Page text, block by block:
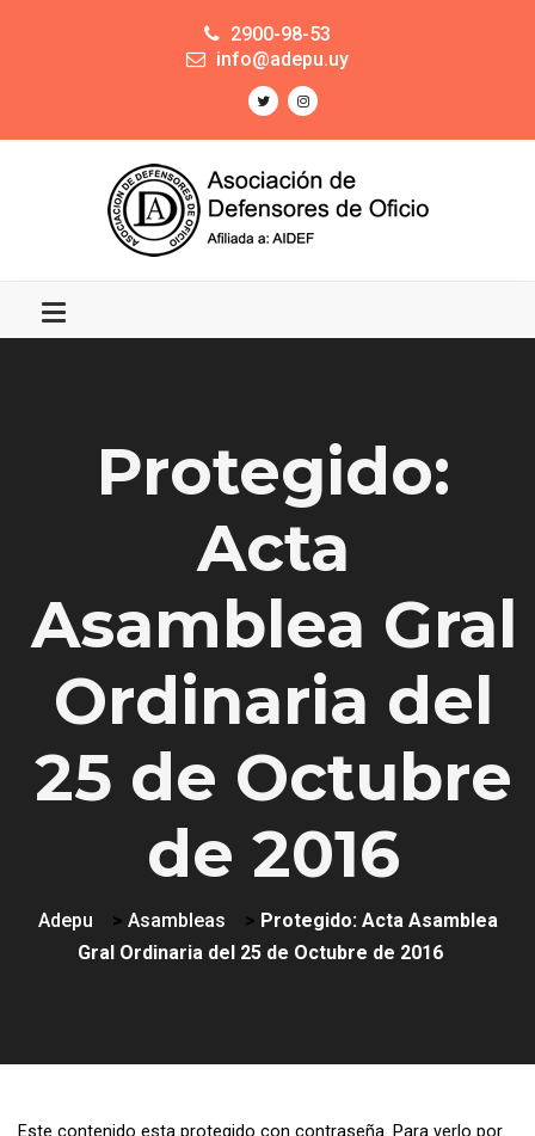
2900-98-53
info@adepu.uy
Protegido:
Acta
Asamblea Gral
Ordinaria del
25 de Octubre
de 2016
Adepu > Asambleas > Protegido: Acta Asamblea
Gral Ordinaria del 25 de Octubre de 2016
Este contenido esta protegido con contraseña. Para verlo por